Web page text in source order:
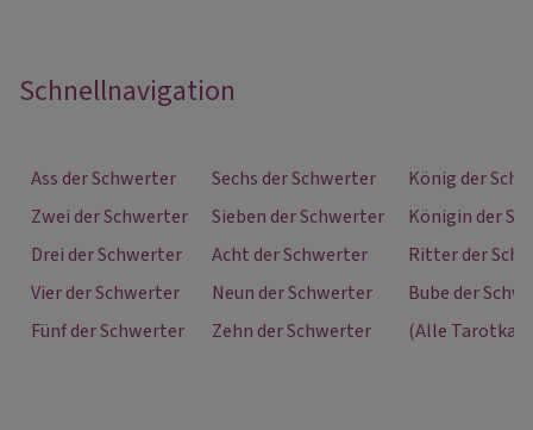
Schnellnavigation
Ass der Schwerter Sechs der Schwerter
König der
Zwei der Schwerter
Sieben der Schwerter
Königin der
Drei der Schwerter
Acht der Schwerter
Ritter der
Vier der Schwerter
Neun der Schwerter
Bube der
Fünf der Schwerter
Zehn der Schwerter (Alle